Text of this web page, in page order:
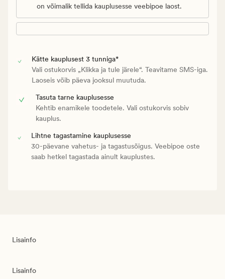
on võimalik tellida kauplusesse veebipoe laost.
Kätte kauplusest 3 tunniga*
Vali ostukorvis „Klikka ja tule järele“. Teavitame SMS-iga.
Laoseis võib päeva jooksul muutuda.
Tasuta tarne kauplusesse
Kehtib enamikele toodetele. Vali ostukorvis sobiv
kauplus.
Lihtne tagastamine kauplusesse
30-päevane vahetus- ja tagastusõigus. Veebipoe oste
saab hetkel tagastada ainult kauplustes.
Lisainfo
Lisainfo